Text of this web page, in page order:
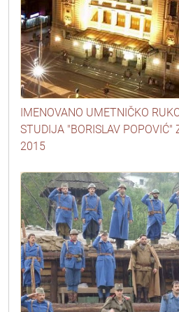
IMENOVANO UMETNIČKO
STUDIJA "BORISLAV
2015